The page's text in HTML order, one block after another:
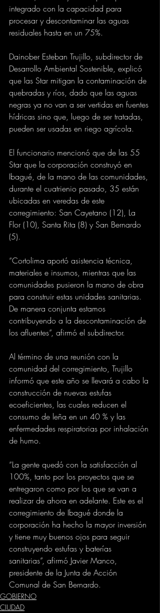
integrado con la capacidad para
procesar y descontaminar las aguas
residuales hasta en un 75%.
Dainober Esteban Trujillo, subdirector de
Desarrollo Ambiental Sostenible, explicó
que las Star mitigan la contaminación de
quebradas y ríos, dado que las aguas
negras ya no van a ser vertidas en fuentes
hídricas sino que, luego de ser tratadas,
pueden ser usadas en riego agrícola.
El funcionario mencionó que de las 55
Star que la corporación construyó en
Ibagué, de la mano de las comunidades,
durante el cuatrienio pasado, 35 están
ubicadas en veredas de este
corregimiento: San Cayetano (12), La
Flor (10), Santa Rita (8) y San Bernardo
(5).
“Cortolima aportó asistencia técnica,
materiales e insumos, mientras que las
comunidades pusieron la mano de obra
para construir estas unidades sanitarias.
De manera conjunta estamos
contribuyendo a la descontaminación de
los afluentes”, afirmó el subdirector.
Al término de una reunión con la
comunidad del corregimiento, Trujillo
informó que este año se llevará a cabo la
construcción de nuevas estufas
ecoeficientes, las cuales reducen el
consumo de leña en un 40 % y las
enfermedades respiratorias por inhalación
de humo.
“La gente quedó con la satisfacción al
100%, tanto por los proyectos que se
entregaron como por los que se van a
realizar de ahora en adelante. Este es el
corregimiento de Ibagué donde la
corporación ha hecho la mayor inversión
y tiene muy buenos ojos para seguir
construyendo estufas y baterías
sanitarias”, afirmó Javier Manco,
presidente de la Junta de Acción
Comunal de San Bernardo.
GOBIERNO
CIUDAD